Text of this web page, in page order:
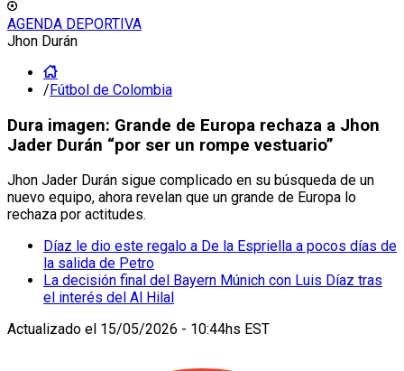
AGENDA DEPORTIVA
Jhon Durán
/Fútbol de Colombia
Dura imagen: Grande de Europa rechaza a Jhon
Jader Durán “por ser un rompe vestuario”
Jhon Jader Durán sigue complicado en su búsqueda de un
nuevo equipo, ahora revelan que un grande de Europa lo
rechaza por actitudes.
Díaz le dio este regalo a De la Espriella a pocos días de
la salida de Petro
La decisión final del Bayern Múnich con Luis Díaz tras
el interés del Al Hilal
Actualizado el 15/05/2026 - 10:44hs EST